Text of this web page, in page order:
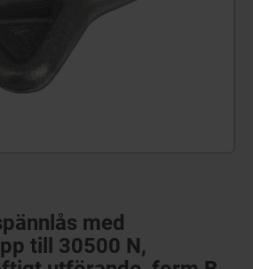
med
till 30500 N,